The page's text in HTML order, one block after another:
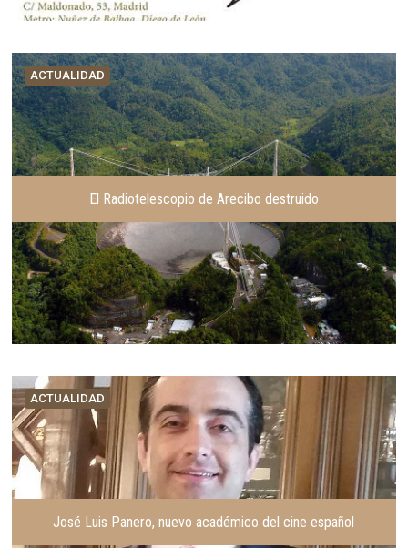
ACTUALIDAD
El Radiotelescopio de Arecibo destruido
ACTUALIDAD
José Luis Panero, nuevo académico del cine español